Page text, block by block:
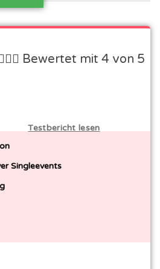
 Bewertet mit 4 von 5
Testbericht lesen
Singleevents